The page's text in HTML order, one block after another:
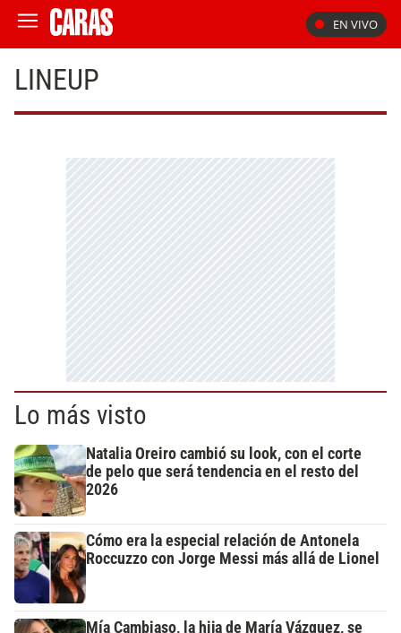
EN VIVO
LINEUP
Lo más visto
Natalia Oreiro cambió su look, con el corte
de pelo que será tendencia en el resto del
2026
Cómo era la especial relación de Antonela
Roccuzzo con Jorge Messi más allá de Lionel
Mía Cambiaso, la hija de María Vázquez, se